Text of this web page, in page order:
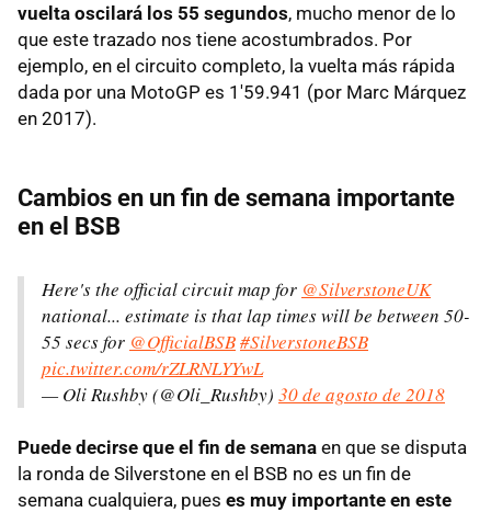
vuelta oscilará los 55 segundos, mucho menor de lo
que este trazado nos tiene acostumbrados. Por
ejemplo, en el circuito completo, la vuelta más rápida
dada por una MotoGP es 1'59.941 (por Marc Márquez
en 2017).
Cambios en un fin de semana importante
en el BSB
Here's the official circuit map for @SilverstoneUK
national... estimate is that lap times will be between 50-
55 secs for @OfficialBSB#SilverstoneBSB
pic.twitter.com/rZLRNLYYwL
— Oli Rushby (@Oli_Rushby) 30 de agosto de 2018
Puede decirse que el fin de semana en que se disputa
la ronda de Silverstone en el BSB no es un fin de
semana cualquiera, pues es muy importante en este